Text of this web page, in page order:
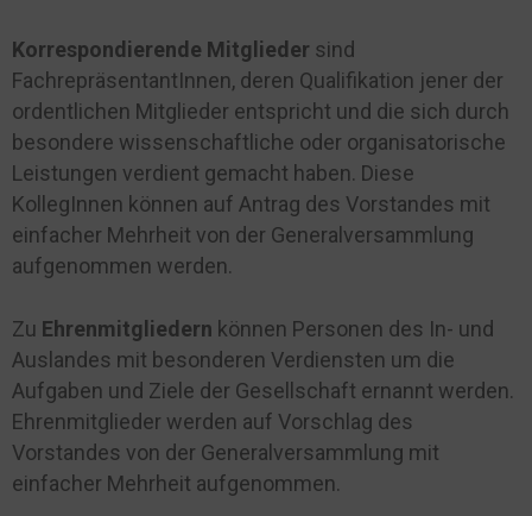
Korrespondierende Mitglieder sind
FachrepräsentantInnen, deren Qualifikation jener der
ordentlichen Mitglieder entspricht und die sich durch
besondere wissenschaftliche oder organisatorische
Leistungen verdient gemacht haben. Diese
KollegInnen können auf Antrag des Vorstandes mit
einfacher Mehrheit von der Generalversammlung
aufgenommen werden.
Zu Ehrenmitgliedern können Personen des In- und
Auslandes mit besonderen Verdiensten um die
Aufgaben und Ziele der Gesellschaft ernannt werden.
Ehrenmitglieder werden auf Vorschlag des
Vorstandes von der Generalversammlung mit
einfacher Mehrheit aufgenommen.